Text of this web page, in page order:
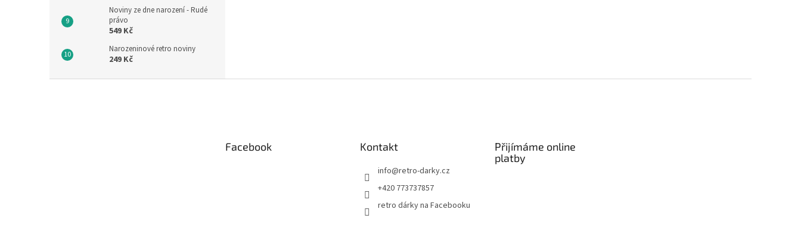
Noviny ze dne narození - Rudé
právo
549 Kč
Narozeninové retro noviny
249 Kč
Facebook Kontakt
info@retro-darky.cz
+420 773737857
retro dárky na Facebooku
Přijímáme online
platby